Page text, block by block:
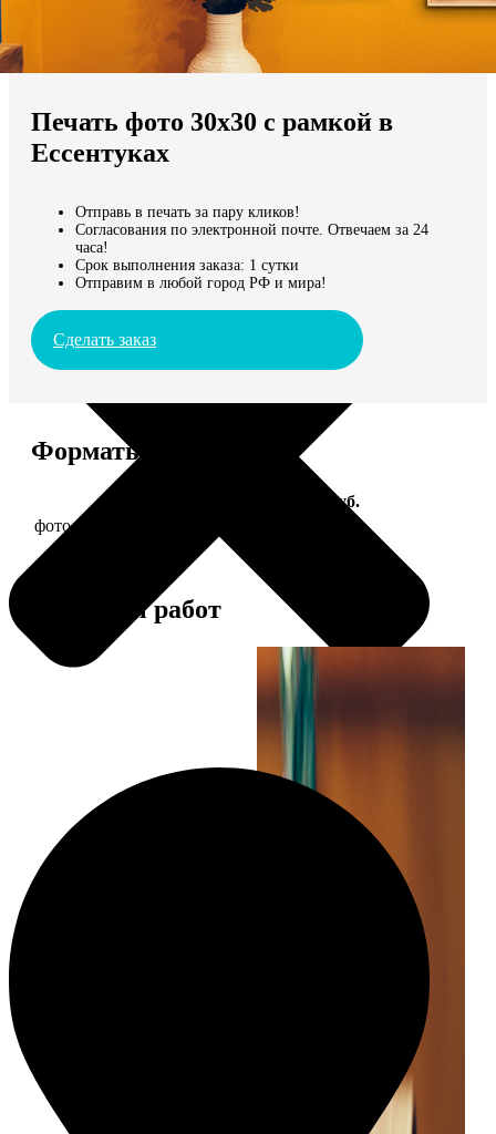
Мы доставляем по всему миру
Продолжить без города
Печать фото 30х30 с рамкой в
Ессентуках
Отправь в печать за пару кликов!
Согласования по электронной почте. Отвечаем за 24
часа!
Срок выполнения заказа: 1 сутки
Отправим в любой город РФ и мира!
Сделать заказ
Форматы и цены
Цена, руб.
фото 30х30 в деревянной рамке
Примеры работ